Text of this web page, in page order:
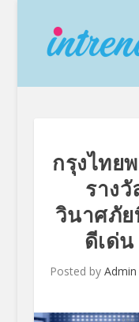
กรุงไทย
ราง
วินาศภัย
ดีเด่
Posted byAdmin